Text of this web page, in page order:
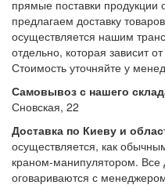
прямые поставки продукции
предлагаем доставку
осуществляется нашим
отдельно, которая зависит
Стоимость уточняйте у
Самовывоз с нашего
Сновская, 22
Доставка по Киеву и
осуществляется, как
краном-манипулятором. Все
оговариваются с